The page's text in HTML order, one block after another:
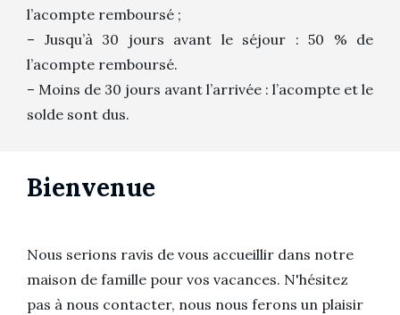
l’acompte remboursé ;
– Jusqu’à 30 jours avant le séjour : 50 % de
l’acompte remboursé.
– Moins de 30 jours avant l’arrivée : l’acompte et le
solde sont dus.
Bienvenue
Nous serions ravis de vous accueillir dans notre
maison de famille pour vos vacances. N'hésitez
pas à nous contacter, nous nous ferons un plaisir